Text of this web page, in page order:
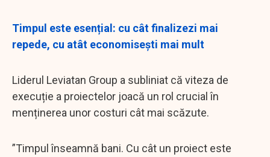
Timpul este esențial: cu cât finalizezi mai
repede, cu atât economisești mai mult
Liderul Leviatan Group a subliniat că viteza de
execuție a proiectelor joacă un rol crucial în
menținerea unor costuri cât mai scăzute.
”Timpul înseamnă bani. Cu cât un proiect este